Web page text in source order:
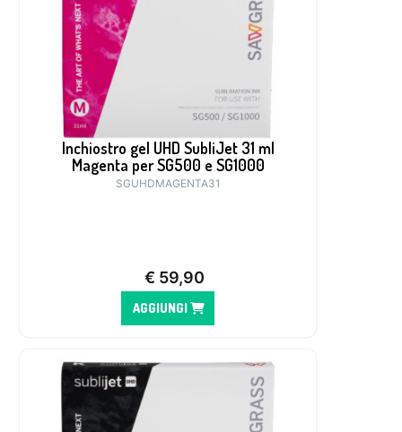
Inchiostro gel UHD SubliJet 31 ml
Magenta per SG500 e SG1000
SGUHDMAGENTA31
€ 59,90
AGGIUNGI